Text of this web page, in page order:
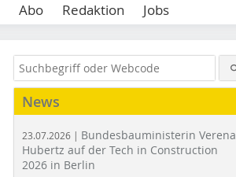
Abo Redaktion Jobs
News
23.07.2026 | Bundesbauministerin Verena
Hubertz auf der Tech in Construction
2026 in Berlin